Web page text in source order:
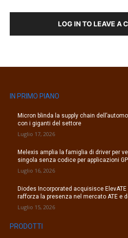
LOG IN TO LEAVE A
IN PRIMO PIANO
Micron blinda la supply chain
con i giganti del settore
Luglio 17, 2026
Melexis amplia la famiglia di driver per
singola senza codice per applicazioni
Luglio 16, 2026
Diodes Incorporated acquisisce
rafforza la presenza nel mercato ATE e
Luglio 15, 2026
PRODOTTI